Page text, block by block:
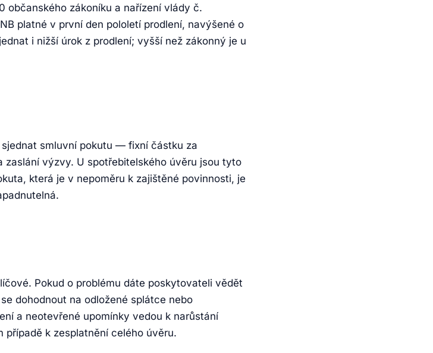
občanského zákoníku a nařízení vlády č.
platné v první den pololetí prodlení, navýšené o
i nižší úrok z prodlení; vyšší než zákonný je u
smluvní pokutu — fixní částku za
zaslání výzvy. U spotřebitelského úvěru jsou tyto
která je v nepoměru k zajištěné povinnosti, je
Pokud o problému dáte poskytovateli vědět
dohodnout na odložené splátce nebo
a neotevřené upomínky vedou k narůstání
k zesplatnění celého úvěru.